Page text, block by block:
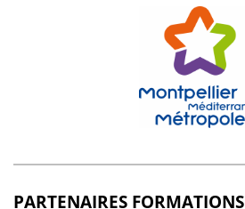
PARTENAIRES FORMATIONS